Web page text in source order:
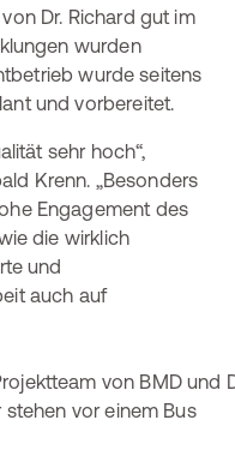
Dr. Richard gut im
wurden
wurde seitens
und vorbereitet.
sehr hoch“,
Krenn. „Besonders
Engagement des
die wirklich
und
auch auf